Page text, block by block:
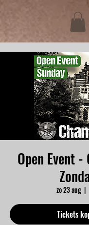
Open Event -
zo 23 aug
  |
Tickets